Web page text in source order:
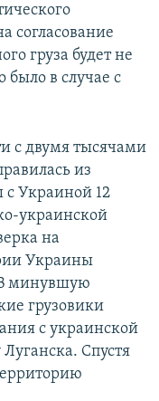
согласование
груза будет не
было в случае с
с двумя тысячами
из
с Украиной 12
украинской
на
Украины
В минувшую
грузовики
с украинской
Спустя